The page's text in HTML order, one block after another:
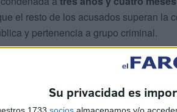
Su privacidad es
el resto de los acusados superan la
y pertenencia a grupo criminal.
Manuel Noria y Manuel Brajones,
multas de 3.353 euros
grupo criminal. Por su parte, José